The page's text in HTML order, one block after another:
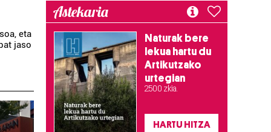
eta
jaso
Astekaria
Naturak bere
lekua hartu du
Artikutzako
urtegian
2.500 zkia.
HARTU HITZA